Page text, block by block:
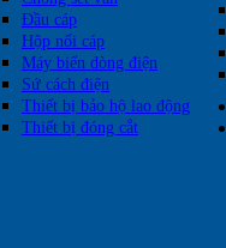
Đầu cáp
Hộp nối cáp
Máy biến dòng điện
Sứ cách điện
Thiết bị bảo hộ lao động
Thiết bị đóng cắt